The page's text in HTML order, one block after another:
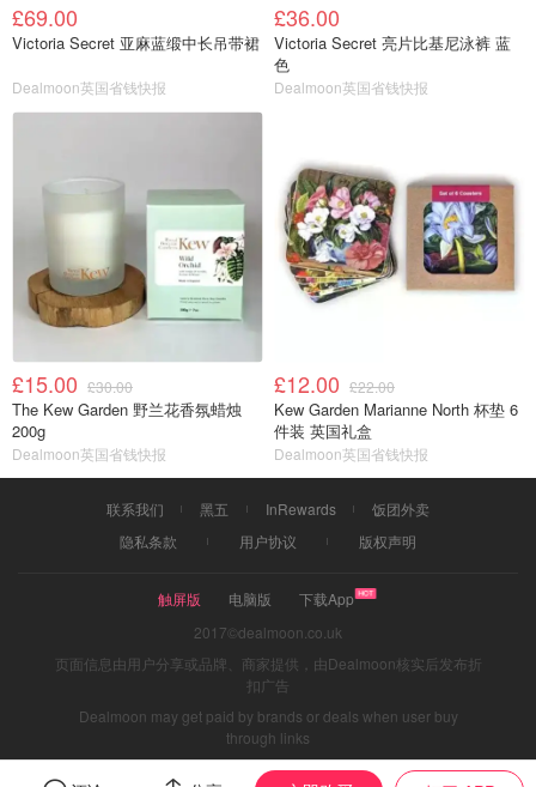
£69.00
Victoria Secret 亚麻蓝缎中长吊带裙
Dealmoon英国省钱快报
£36.00
Victoria Secret 亮片比基尼泳裤 蓝
色
Dealmoon英国省钱快报
£15.00 £30.00
The Kew Garden 野兰花香氛蜡烛
200g
Dealmoon英国省钱快报
£12.00 £22.00
Kew Garden Marianne North 杯垫 6
件装 英国礼盒
Dealmoon英国省钱快报
联系我们 黑五 InRewards
饭团外卖
隐私条款
用户协议 版权声明
触屏版 电脑版
下载App
2017©dealmoon.co.uk
页面信息由用户分享或品牌、商家提供，由Dealmoon核实后发布折
扣广告
Dealmoon may get paid by brands or deals when user buy
through links